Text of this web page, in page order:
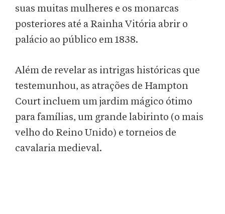
suas muitas mulheres e os monarcas
posteriores até a Rainha Vitória abrir o
palácio ao público em 1838.
Além de revelar as intrigas históricas que
testemunhou, as atrações de Hampton
Court incluem um jardim mágico ótimo
para famílias, um grande labirinto (o mais
velho do Reino Unido) e torneios de
cavalaria medieval.